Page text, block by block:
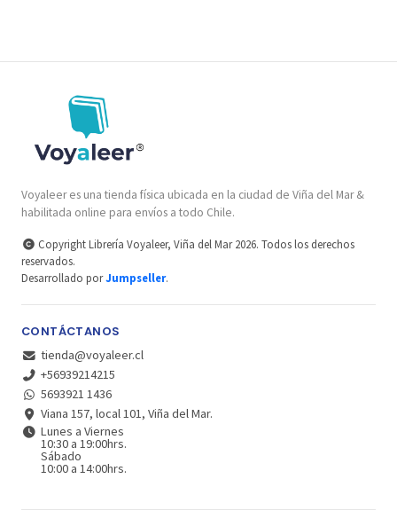
Voyaleer es una tienda física ubicada en la ciudad de Viña del Mar &
habilitada online para envíos a todo Chile.
Copyright Librería Voyaleer, Viña del Mar 2026. Todos los derechos
reservados.
Desarrollado porJumpseller.
CONTÁCTANOS
tienda@voyaleer.cl
+56939214215
5693921 1436
Viana 157, local 101, Viña del Mar.
Lunes a Viernes
10:30 a 19:00hrs.
Sábado
10:00 a 14:00hrs.